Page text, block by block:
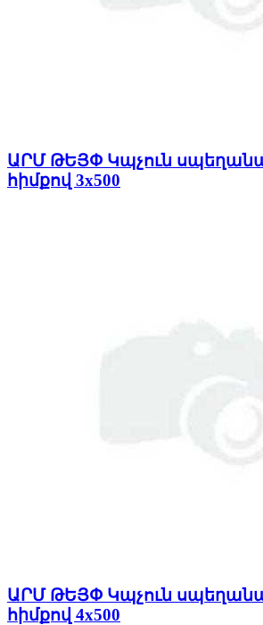
ԱՐՄ ԹԵՅՓ Կպչուն
հիմքով 3x500
ԱՐՄ ԹԵՅՓ Կպչուն
հիմքով 4x500